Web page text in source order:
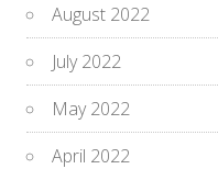
August 2022
July 2022
May 2022
April 2022